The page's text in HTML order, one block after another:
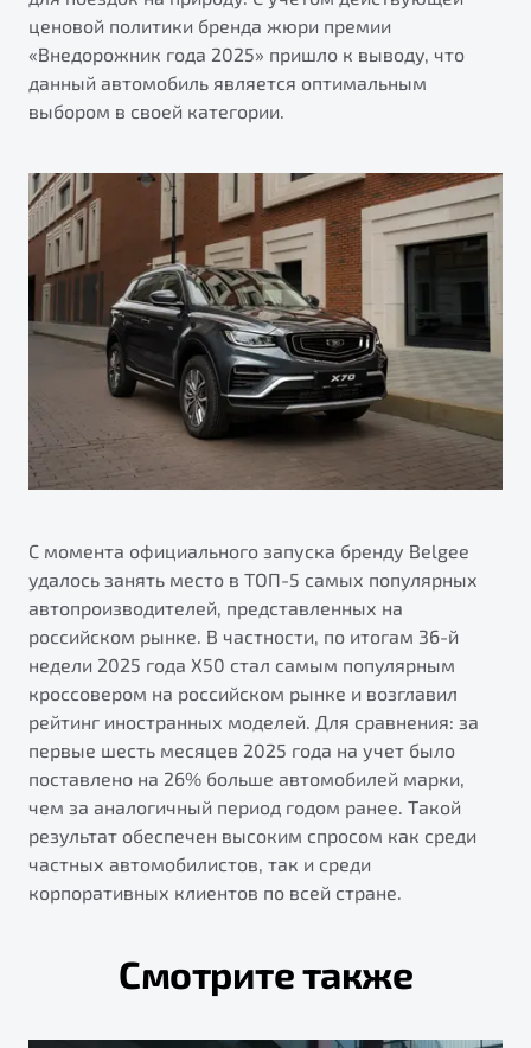
ценовой политики бренда жюри премии
«Внедорожник года 2025» пришло к выводу, что
данный автомобиль является оптимальным
выбором в своей категории.
С момента официального запуска бренду Belgee
удалось занять место в ТОП-5 самых популярных
автопроизводителей, представленных на
российском рынке. В частности, по итогам 36-й
недели 2025 года X50 стал самым популярным
кроссовером на российском рынке и возглавил
рейтинг иностранных моделей. Для сравнения: за
первые шесть месяцев 2025 года на учет было
поставлено на 26% больше автомобилей марки,
чем за аналогичный период годом ранее. Такой
результат обеспечен высоким спросом как среди
частных автомобилистов, так и среди
корпоративных клиентов по всей стране.
Смотрите также